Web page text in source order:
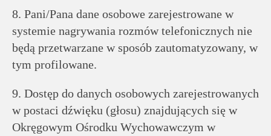
8. Pani/Pana dane osobowe zarejestrowane w
systemie nagrywania rozmów telefonicznych nie
będą przetwarzane w sposób zautomatyzowany, w
tym profilowane.
9. Dostęp do danych osobowych zarejestrowanych
w postaci dźwięku (głosu) znajdujących się w
Okręgowym Ośrodku Wychowawczym w